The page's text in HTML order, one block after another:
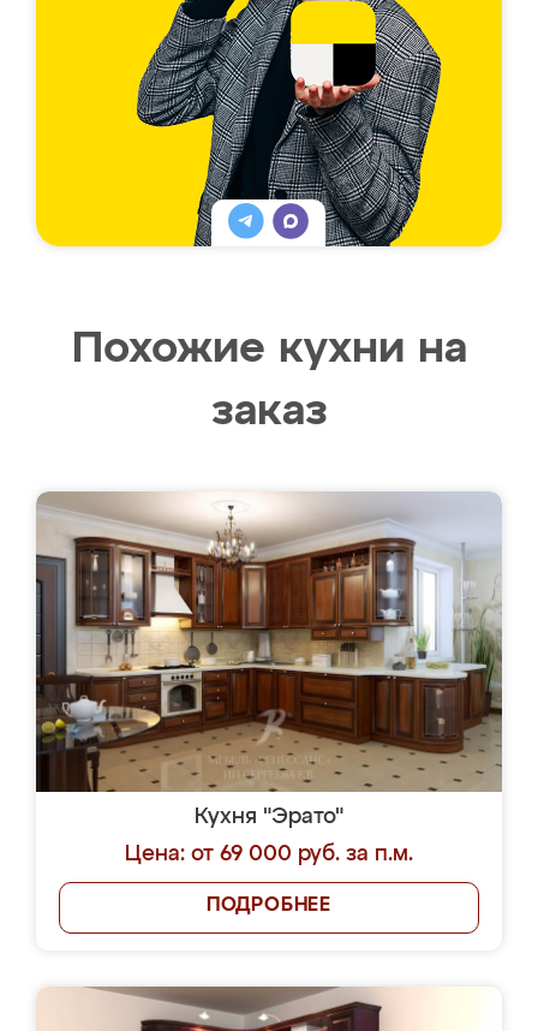
Похожие кухни на
заказ
Кухня "Эрато"
Цена: от 69 000 руб. за п.м.
ПОДРОБНЕЕ